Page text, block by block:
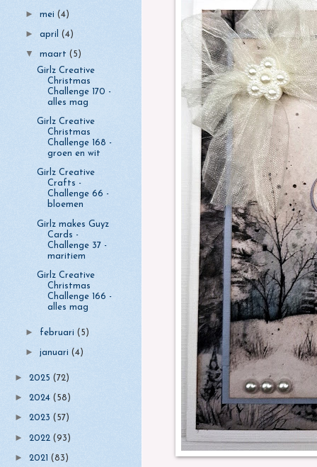
►mei(4)
►april(4)
▼maart(5)
Girlz Creative
Christmas
Challenge 170 -
alles mag
Girlz Creative
Christmas
Challenge 168 -
groen en wit
Girlz Creative
Crafts -
Challenge 66 -
bloemen
Girlz makes Guyz
Cards -
Challenge 37 -
maritiem
Girlz Creative
Christmas
Challenge 166 -
alles mag
► februari(5)
►januari(4)
► 2025 (72)
► 2024 (58)
► 2023 (57)
► 2022 (93)
► 2021 (83)